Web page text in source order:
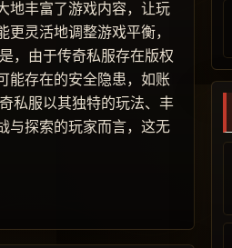
地丰富了游戏内容，让玩
灵活地调整游戏平衡，
，由于传奇私服存在版权
能存在的安全隐患，如账
私服以其独特的玩法、丰
与探索的玩家而言，这无